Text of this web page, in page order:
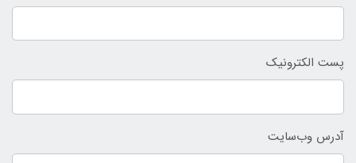
پست الکترونیک
آدرس وب‌سایت